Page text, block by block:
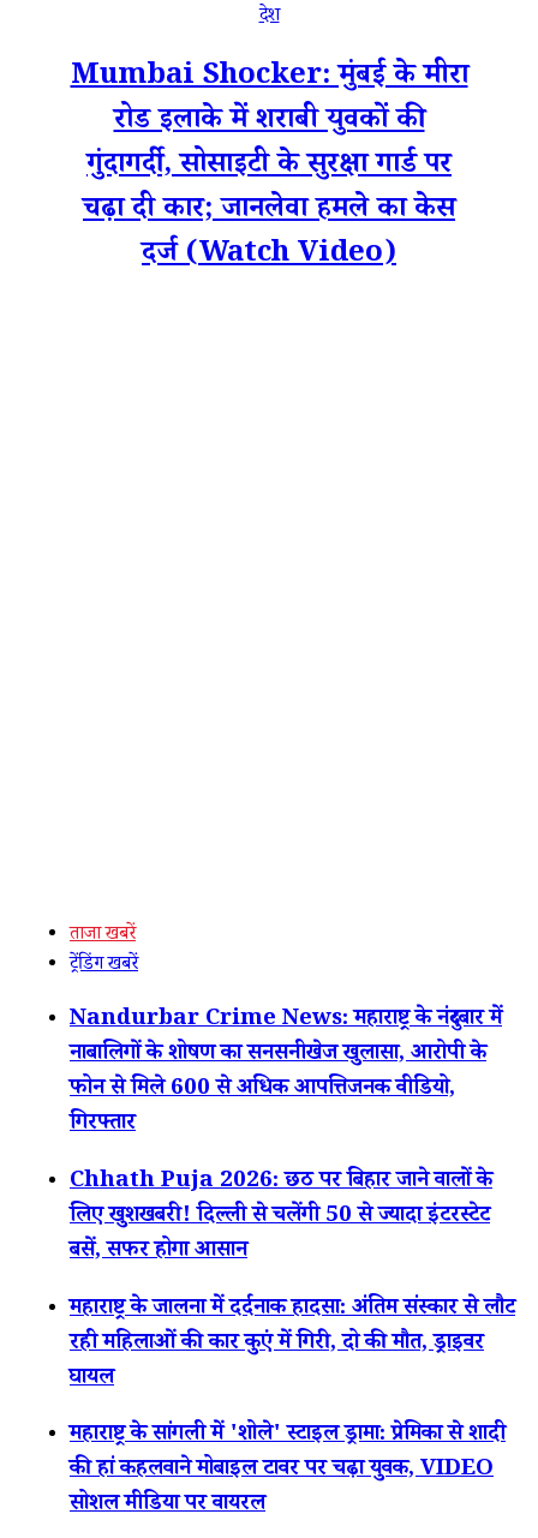
देश
Mumbai Shocker: मुंबई के मीरा
रोड इलाके में शराबी युवकों की
गुंदागर्दी, सोसाइटी के सुरक्षा गार्ड पर
चढ़ा दी कार; जानलेवा हमले का केस
दर्ज (Watch Video)
ताजा खबरें
ट्रेंडिंग खबरें
Nandurbar Crime News: महाराष्ट्र के नंदुरबार में
नाबालिगों के शोषण का सनसनीखेज खुलासा, आरोपी के
फोन से मिले 600 से अधिक आपत्तिजनक वीडियो,
गिरफ्तार
Chhath Puja 2026: छठ पर बिहार जाने वालों के
लिए खुशखबरी! दिल्ली से चलेंगी 50 से ज्यादा इंटरस्टेट
बसें, सफर होगा आसान
महाराष्ट्र के जालना में दर्दनाक हादसा: अंतिम संस्कार से लौट
रही महिलाओं की कार कुएं में गिरी, दो की मौत, ड्राइवर
घायल
महाराष्ट्र के सांगली में 'शोले' स्टाइल ड्रामा: प्रेमिका से शादी
की हां कहलवाने मोबाइल टावर पर चढ़ा युवक, VIDEO
सोशल मीडिया पर वायरल